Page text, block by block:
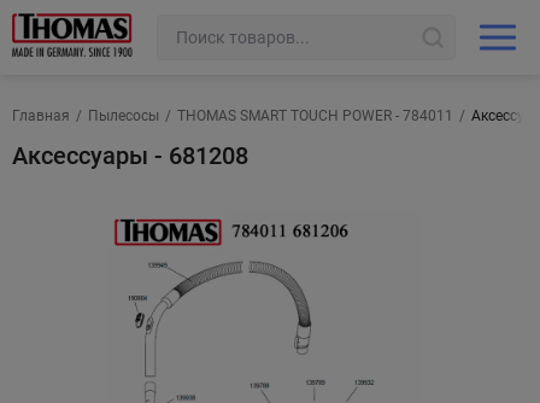
Главная / Пылесосы / THOMAS SMART TOUCH POWER - 784011 /
Аксессуары - 681208